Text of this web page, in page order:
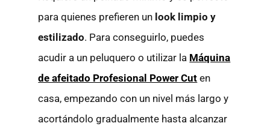
para quienes prefieren un look limpio y
estilizado. Para conseguirlo, puedes
acudir a un peluquero o utilizar la Máquina
de afeitado Profesional Power Cut en
casa, empezando con un nivel más largo y
acortándolo gradualmente hasta alcanzar